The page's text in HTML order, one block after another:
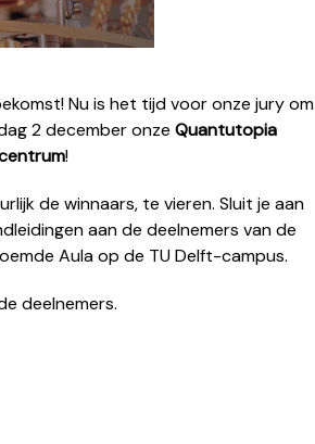
Nu is het tijd voor onze jury om
2 december onze Quantutopia
!
de winnaars, te vieren. Sluit je aan
aan de deelnemers van de
Aula op de TU Delft-campus.
deelnemers.